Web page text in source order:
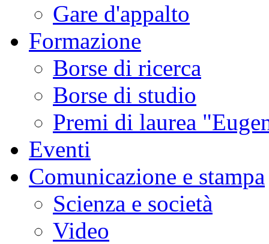
Gare d'appalto
Formazione
Borse di ricerca
Borse di studio
Premi di laurea
Eventi
Comunicazione e stampa
Scienza e società
Video